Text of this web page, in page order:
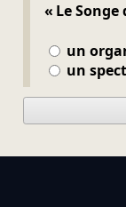
« Le Songe
un
un